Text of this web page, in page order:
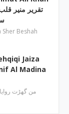
Beshah
Jaiza
Al Madina
من گھڑت